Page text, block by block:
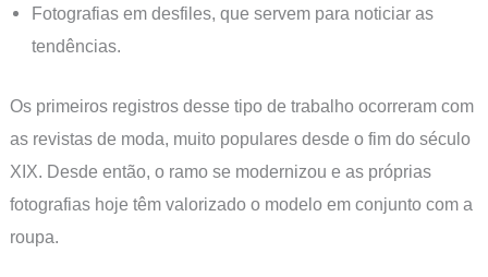
Fotografias em desfiles, que servem para noticiar as
tendências.
Os primeiros registros desse tipo de trabalho ocorreram com
as revistas de moda, muito populares desde o fim do século
XIX. Desde então, o ramo se modernizou e as próprias
fotografias hoje têm valorizado o modelo em conjunto com a
roupa.